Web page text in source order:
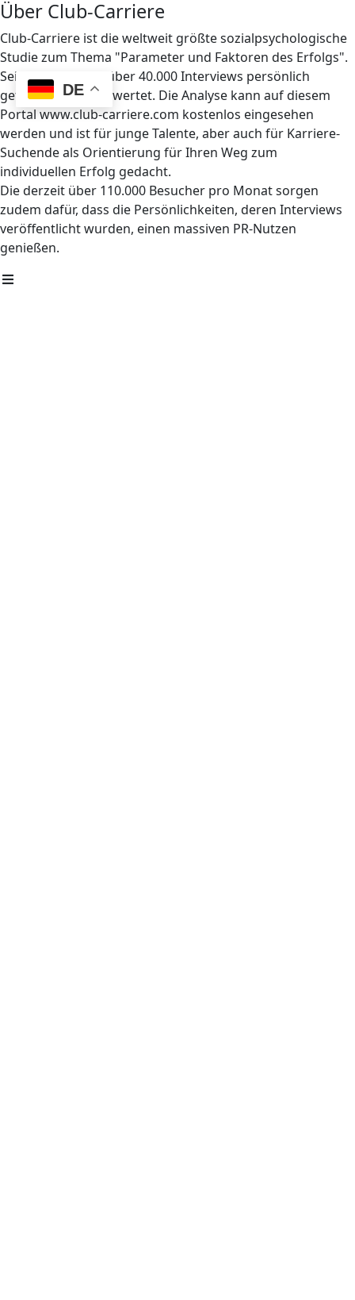
DE
Über Club-Carriere
Club-Carriere ist die weltweit größte sozialpsychologische
Studie zum Thema "Parameter und Faktoren des Erfolgs".
Seit 1997 wurden über 40.000 Interviews persönlich
geführt und ausgewertet. Die Analyse kann auf diesem
Portal www.club-carriere.com kostenlos eingesehen
werden und ist für junge Talente, aber auch für Karriere-
Suchende als Orientierung für Ihren Weg zum
individuellen Erfolg gedacht.
Die derzeit über 110.000 Besucher pro Monat sorgen
zudem dafür, dass die Persönlichkeiten, deren Interviews
veröffentlicht wurden, einen massiven PR-Nutzen
genießen.